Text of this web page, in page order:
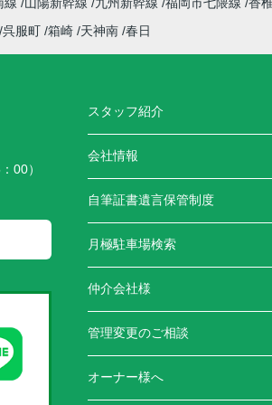
呉服町 箱崎 天神南 春日
00）
スタッフ紹介
会社情報
自筆証書遺言保管制度
月極駐車場検索
仲介会社様
管理変更のご相談
オーナー様へ